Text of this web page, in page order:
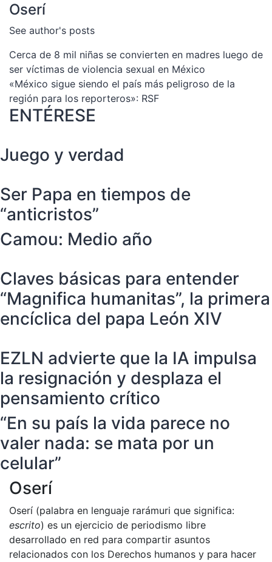
Oserí
See author's posts
Navegación
de
entradas
Cerca de 8 mil niñas se convierten en madres luego de
ser víctimas de violencia sexual en México
«México sigue siendo el país más peligroso de la
región para los reporteros»: RSF
ENTÉRESE
Juego y verdad
Ser Papa en tiempos de
“anticristos”
Camou: Medio año
Claves básicas para entender
“Magnifica humanitas”, la primera
encíclica del papa León XIV
EZLN advierte que la IA impulsa
la resignación y desplaza el
pensamiento crítico
“En su país la vida parece no
valer nada: se mata por un
celular”
Oserí
Oserí (palabra en lenguaje rarámuri que significa:
escrito) es un ejercicio de periodismo libre
desarrollado en red para compartir asuntos
relacionados con los Derechos humanos y para hacer